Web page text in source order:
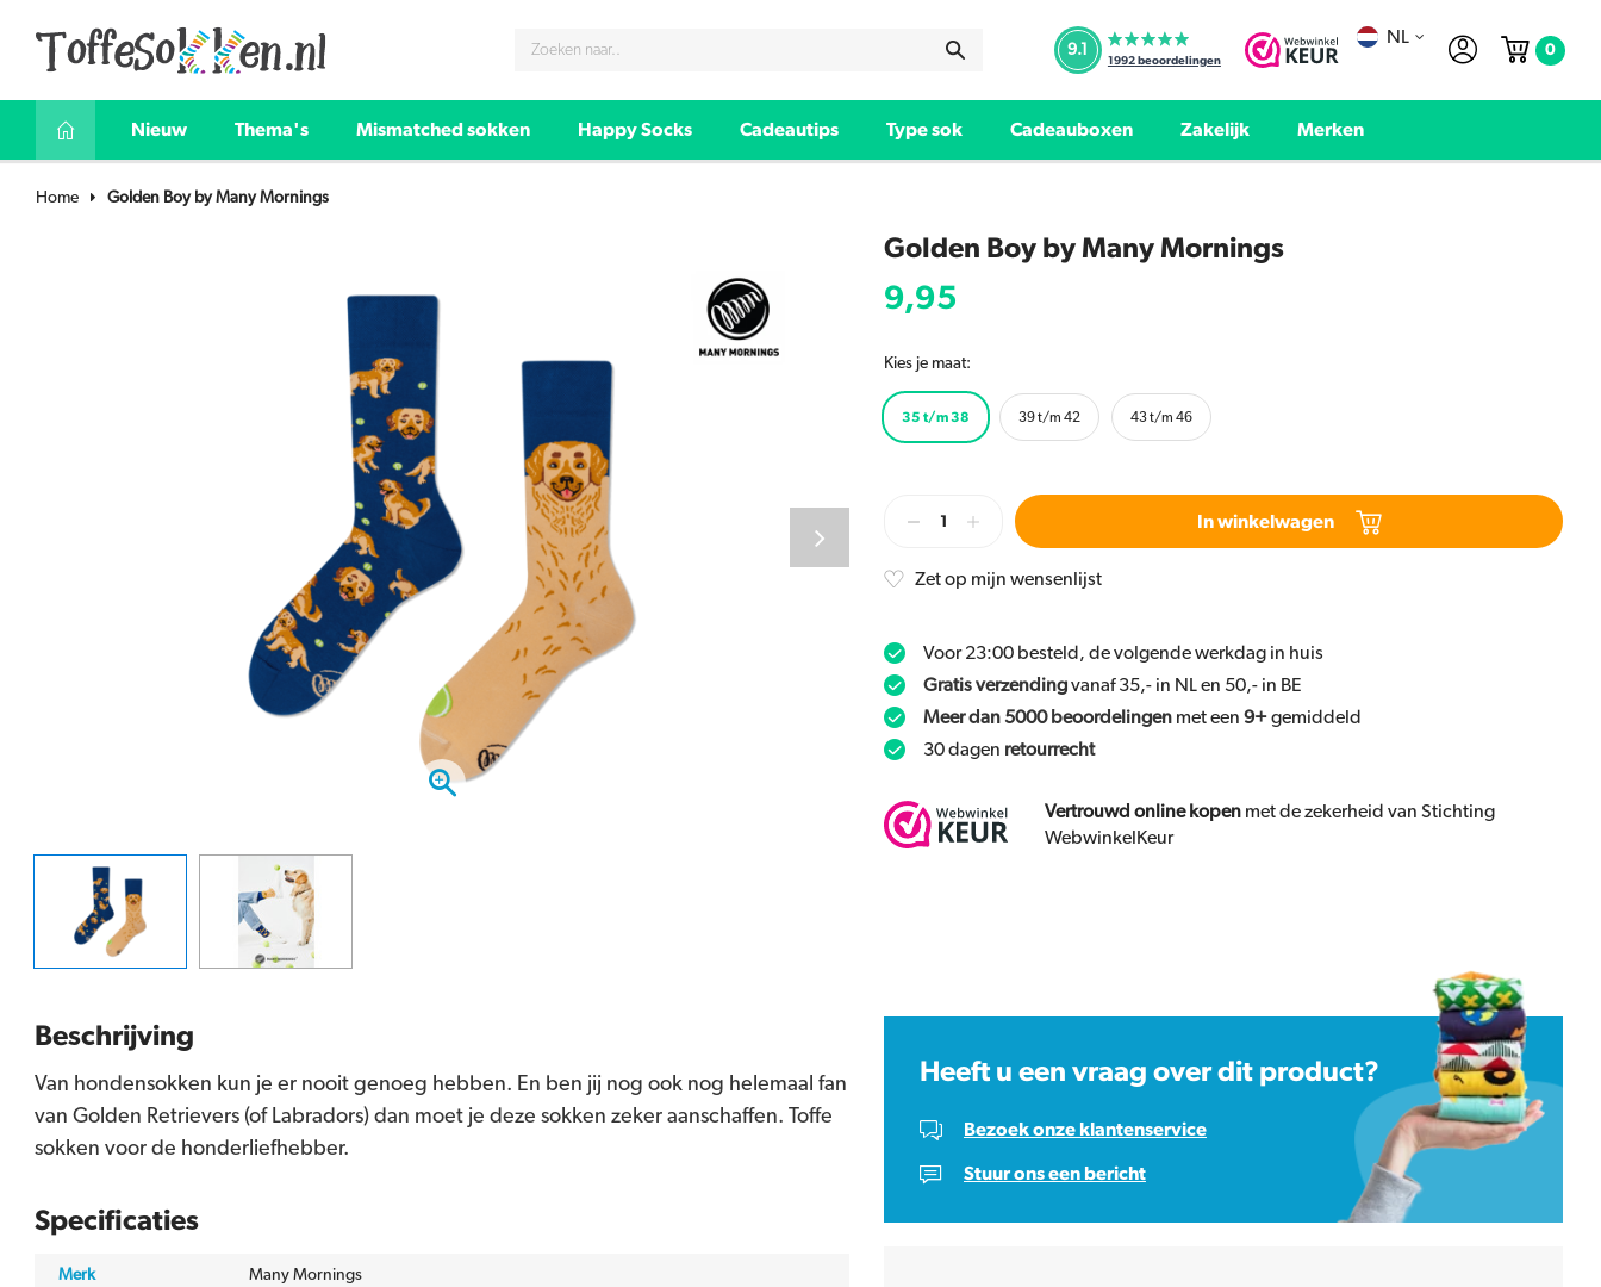
9.1
1992beoordelingen
NL
0
Nieuw Thema's Mismatched sokken Happy Socks Cadeautips Type sok Cadeauboxen Zakelijk Merken
Home Golden Boy by Many Mornings
Golden Boy by Many Mornings
9,95
Kies je maat:
35 t/m 38 39 t/m 42 43 t/m 46
In winkelwagen
Zet op mijn wensenlijst
Voor 23:00 besteld, de volgende werkdag in huis
Gratis verzendingvanaf 35,- in NL en 50,- in BE
Meer dan 5000 beoordelingen met een 9+gemiddeld
30 dagen retourrecht
Vertrouwd online kopen met de zekerheid van Stichting
WebwinkelKeur
Beschrijving
Van hondensokken kun je er nooit genoeg hebben. En ben jij nog ook nog helemaal fan
van Golden Retrievers (of Labradors) dan moet je deze sokken zeker aanschaffen. Toffe
sokken voor de honderliefhebber.
Specificaties
Merk Many Mornings
Heeft u een vraag over dit product?
Bezoek onze klantenservice
Stuur ons een bericht